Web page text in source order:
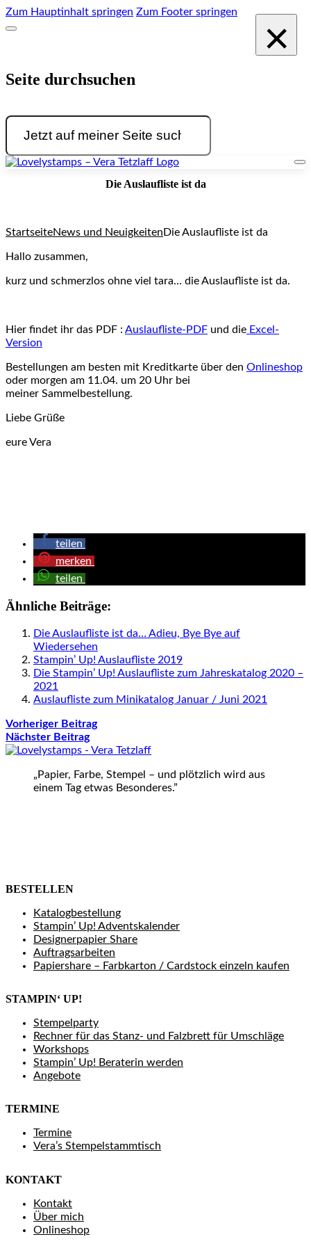
Zum Hauptinhalt springen Zum Footer springen
Seite durchsuchen
Suchen
×
Die Auslaufliste ist da
StartseiteNews und Neuigkeiten Die Auslaufliste ist da
Hallo zusammen,
kurz und schmerzlos ohne viel tara… die Auslaufliste ist da.
Hier findet ihr das PDF : Auslaufliste-PDF und die Excel-
Version
Bestellungen am besten mit Kreditkarte über den Onlineshop
oder morgen am 11.04. um 20 Uhr bei
meiner Sammelbestellung.
Liebe Grüße
eure Vera
teilen
merken
teilen
Ähnliche Beiträge:
Die Auslaufliste ist da… Adieu, Bye Bye auf
Wiedersehen
Stampin’ Up! Auslaufliste 2019
Die Stampin’ Up! Auslaufliste zum Jahreskatalog 2020 –
2021
Auslaufliste zum Minikatalog Januar / Juni 2021
Vorheriger Beitrag
Nächster Beitrag
„Papier, Farbe, Stempel – und plötzlich wird aus
einem Tag etwas Besonderes.”
BESTELLEN
Katalogbestellung
Stampin’ Up! Adventskalender
Designerpapier Share
Auftragsarbeiten
Papiershare – Farbkarton / Cardstock einzeln kaufen
STAMPIN‘ UP!
Stempelparty
Rechner für das Stanz- und Falzbrett für Umschläge
Workshops
Stampin’ Up! Beraterin werden
Angebote
TERMINE
Termine
Vera’s Stempelstammtisch
KONTAKT
Kontakt
Über mich
Onlineshop